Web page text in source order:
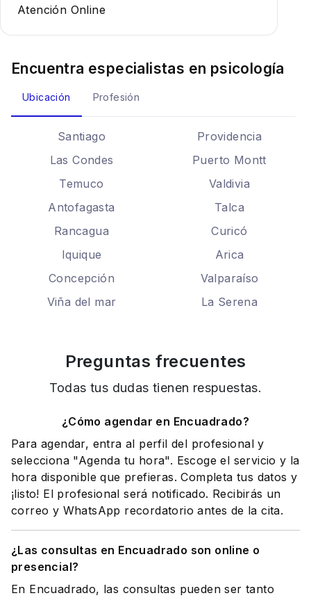
Atención Online
Encuentra especialistas en psicología
Ubicación Profesión
Santiago
Providencia
Las Condes
Puerto Montt
Temuco
Valdivia
Antofagasta
Talca
Rancagua
Curicó
Iquique
Arica
Concepción
Valparaíso
Viña del mar
La Serena
Preguntas frecuentes
Todas tus dudas tienen respuestas.
¿Cómo agendar en Encuadrado?
Para agendar, entra al perfil del profesional y
selecciona "Agenda tu hora". Escoge el servicio y la
hora disponible que prefieras. Completa tus datos y
¡listo! El profesional será notificado. Recibirás un
correo y WhatsApp recordatorio antes de la cita.
¿Las consultas en Encuadrado son online o
presencial?
En Encuadrado, las consultas pueden ser tanto